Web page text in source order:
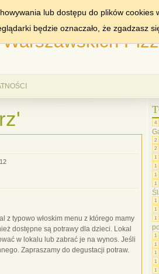
MIASTA: WARSZAWA
z typowo włoskim menu z którego mamy
dostępne są potrawy dla dzieci. Lokal
w lokalu lub zabrać je na wynos. Jeśli
Zapraszamy do degustacji potraw.
4
2
2
1
1
1
1
1
1
1
1
1
1
1
1
lub dostępu do plików cookies
będzie oznaczało, że zgadzasz